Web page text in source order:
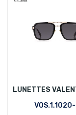
VOS.1.1020-